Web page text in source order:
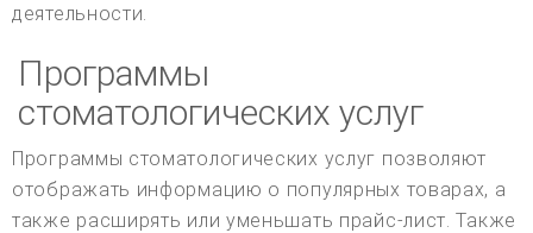
деятельности.
Программы
стоматологических услуг
Программы стоматологических услуг позволяют
отображать информацию о популярных товарах, а
также расширять или уменьшать прайс-лист. Также